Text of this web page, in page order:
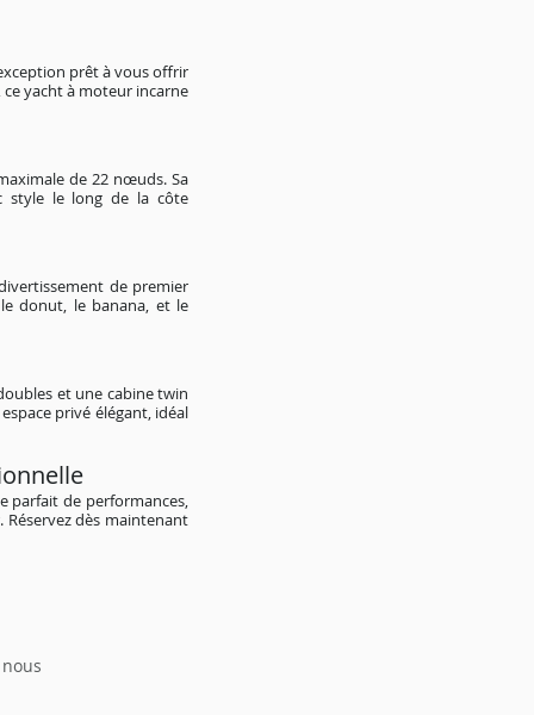
prêt à vous offrir
yacht à moteur incarne
de 22 nœuds. Sa
style le long de la côte
de premier
donut, le banana, et le
et une cabine twin
privé élégant, idéal
parfait de performances,
dès maintenant